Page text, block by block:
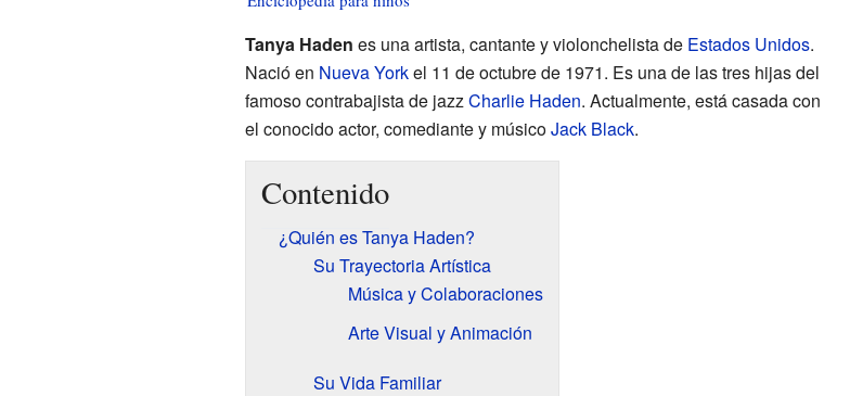
Tanya Haden es una artista, cantante y violonchelista de Estados Unidos.
Nació en Nueva Yorkel 11 de octubre de 1971. Es una de las tres hijas del
famoso contrabajista de jazzCharlie Haden. Actualmente, está casada con
el conocido actor, comediante y músicoJack Black.
Contenido
¿Quién es Tanya Haden?
Su Trayectoria Artística
Música y Colaboraciones
Arte Visual y Animación
Su Vida Familiar